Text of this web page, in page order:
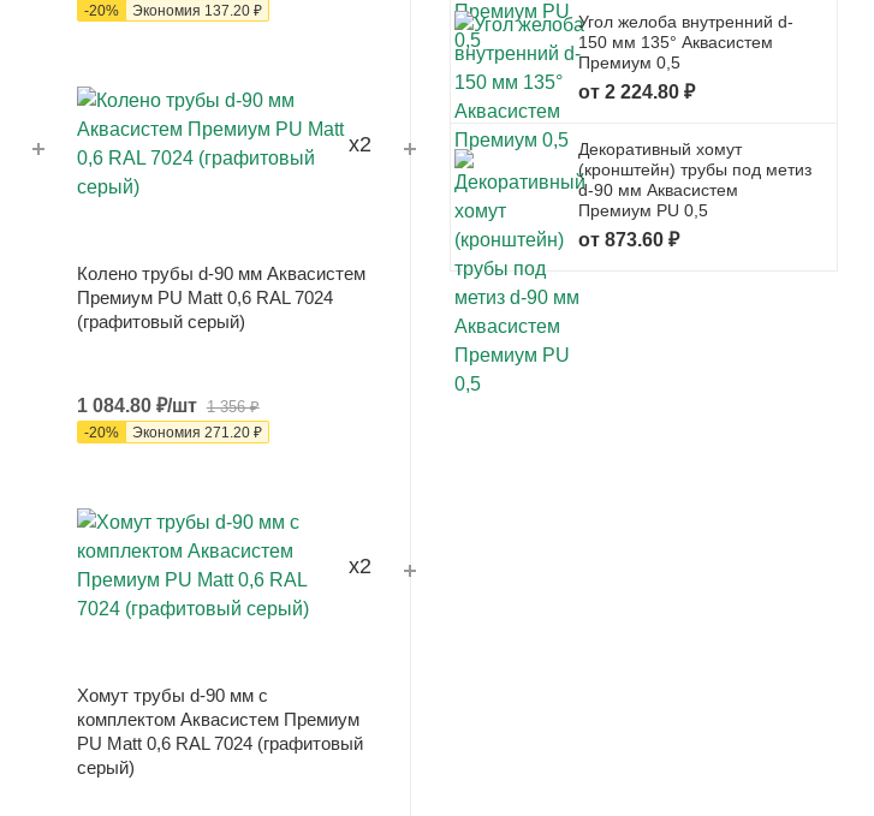
-20% Экономия 137.20₽
x2
Колено трубы d-90 мм Аквасистем
Премиум PU Matt 0,6 RAL 7024
(графитовый серый)
1 084.80₽/шт 1 356₽
-20% Экономия 271.20₽
x2
Хомут трубы d-90 мм с
комплектом Аквасистем Премиум
PU Matt 0,6 RAL 7024 (графитовый
серый)
Угол желоба внутренний d-
150 мм 135° Аквасистем
Премиум 0,5
от 2 224.80 ₽
Декоративный хомут
(кронштейн) трубы под метиз
d-90 мм Аквасистем
Премиум PU 0,5
от 873.60 ₽